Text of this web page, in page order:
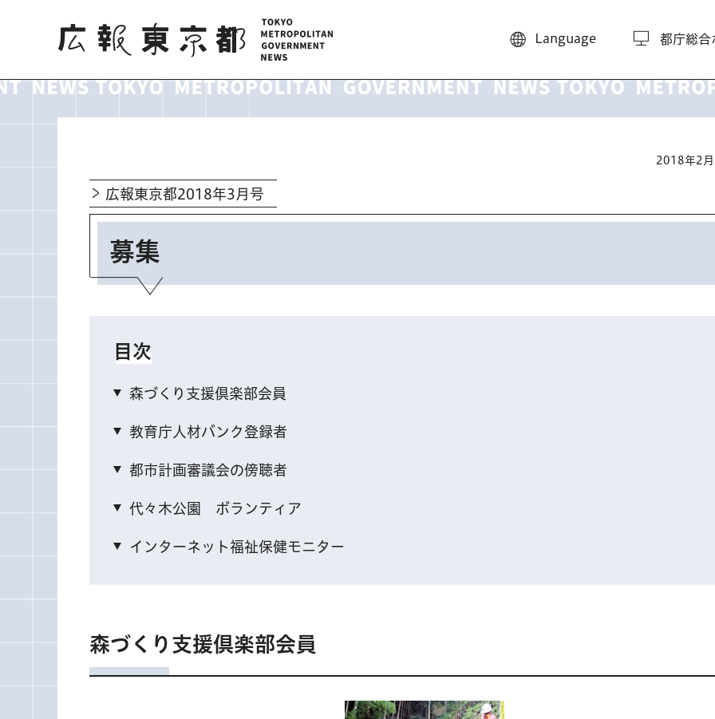
広報東京都
Language 都庁総合
2018年2
広報東京都2018年3月号
募集
目次
森づくり支援倶楽部会員
教育庁人材バンク登録者
都市計画審議会の傍聴者
代々木公園 ボランティア
インターネット福祉保健モニター
森づくり支援倶楽部会員